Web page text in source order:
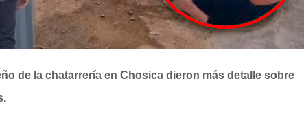
de la chatarrería en Chosica dieron más detalle sobre